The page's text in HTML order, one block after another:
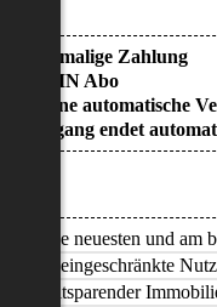
• Einmalige Zahlung
• KEIN Abo
• Keine automatische
• Zugang endet
Alle neuesten und am
Uneingeschränkte
Zeitsparender